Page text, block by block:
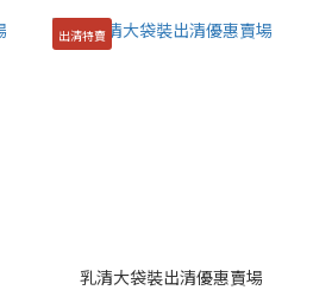
出清特賣
乳清大袋裝出清優惠賣場